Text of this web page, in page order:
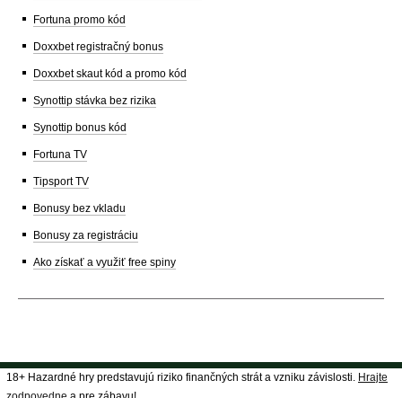
Fortuna promo kód
Doxxbet registračný bonus
Doxxbet skaut kód a promo kód
Synottip stávka bez rizika
Synottip bonus kód
Fortuna TV
Tipsport TV
Bonusy bez vkladu
Bonusy za registráciu
Ako získať a využiť free spiny
18+ Hazardné hry predstavujú riziko finančných strát a vzniku závislosti. Hrajte